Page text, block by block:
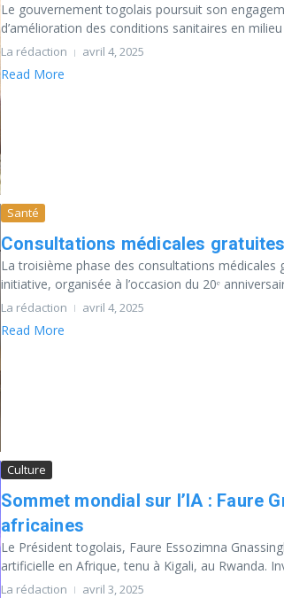
Le gouvernement togolais poursuit son
d’amélioration des conditions sanitaires en
La rédaction avril 4, 2025
Read More
Santé
Consultations médicales
La troisième phase des consultations médicales
initiative, organisée à l’occasion du 20ᵉ
La rédaction avril 4, 2025
Read More
Culture
Sommet mondial sur l’IA : Faure
africaines
Le Président togolais, Faure Essozimna
artificielle en Afrique, tenu à Kigali, au Rwanda.
La rédaction avril 3, 2025